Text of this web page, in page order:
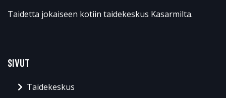
Taidetta jokaiseen kotiin taidekeskus Kasarmilta.
SIVUT
Taidekeskus